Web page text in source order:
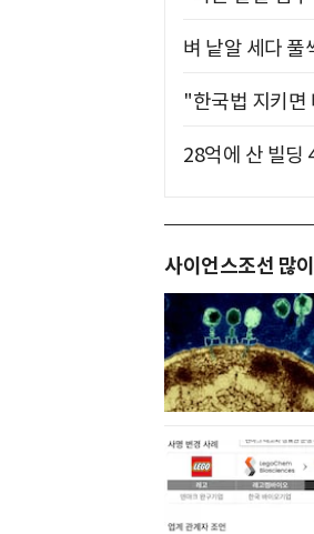
벼 낱알 세다
"한국법 지키
28억에 산 빌딩
사이언스조선 많